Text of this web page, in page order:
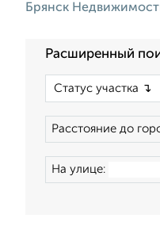
Брянск
Расширенный
Расстояние до
На улице: